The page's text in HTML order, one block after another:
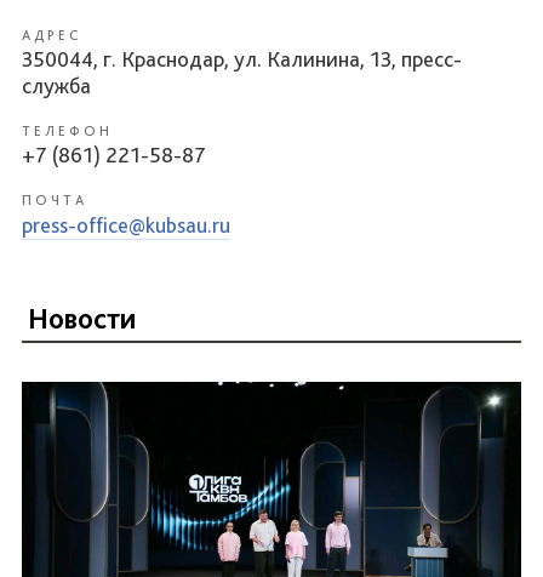
АДРЕС
350044, г. Краснодар, ул. Калинина, 13, пресс-
служба
ТЕЛЕФОН
+7 (861) 221-58-87
ПОЧТА
press-office@kubsau.ru
Новости